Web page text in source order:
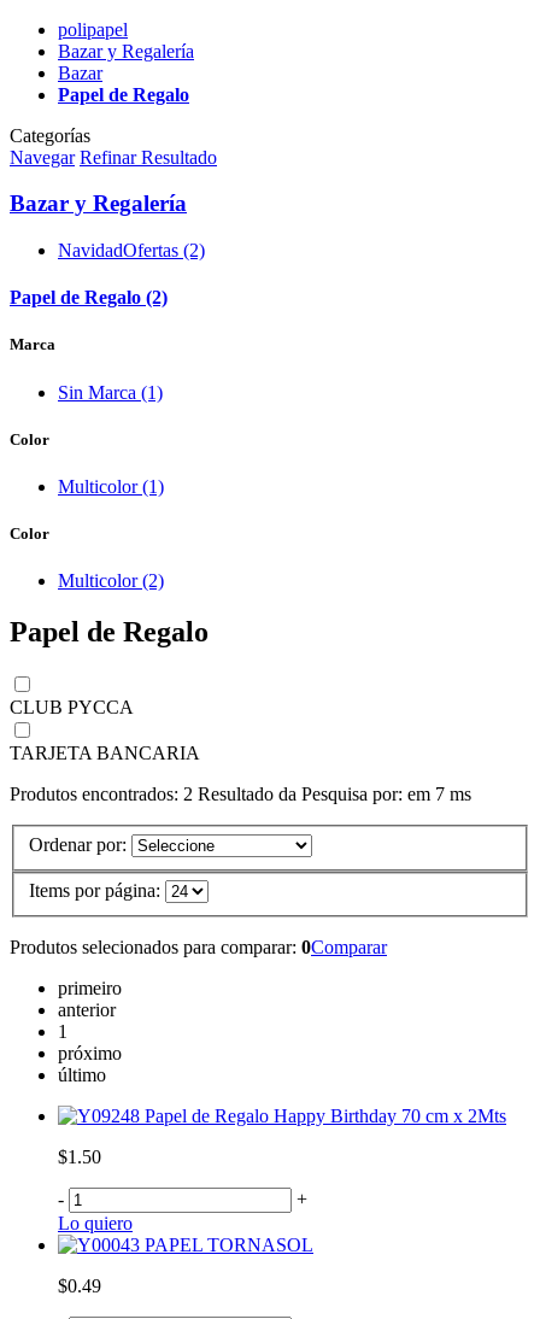
polipapel
Bazar y Regalería
Bazar
Papel de Regalo
Categorías
Navegar Refinar Resultado
Bazar y Regalería
NavidadOfertas (2)
Papel de Regalo (2)
Marca
Sin Marca (1)
Color
Multicolor (1)
Color
Multicolor (2)
Papel de Regalo
CLUB PYCCA
TARJETA BANCARIA
Produtos encontrados: 2 Resultado da Pesquisa por: em 7 ms
Ordenar por:
Items por página:
Produtos selecionados para comparar: 0Comparar
primeiro
anterior
1
próximo
último
Papel de Regalo Happy Birthday 70 cm x 2Mts
$1.50
-
+
Lo quiero
PAPEL TORNASOL
$0.49